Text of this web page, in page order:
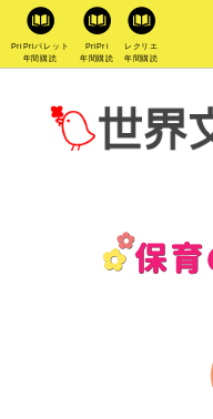
PriPriパレット
年間購読
PriPri
年間購読
レクリエ
年間購読